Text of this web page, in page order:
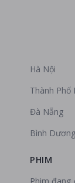
Hà Nội
Thành Phố
Đà Nẵng
Bình Dương
PHIM